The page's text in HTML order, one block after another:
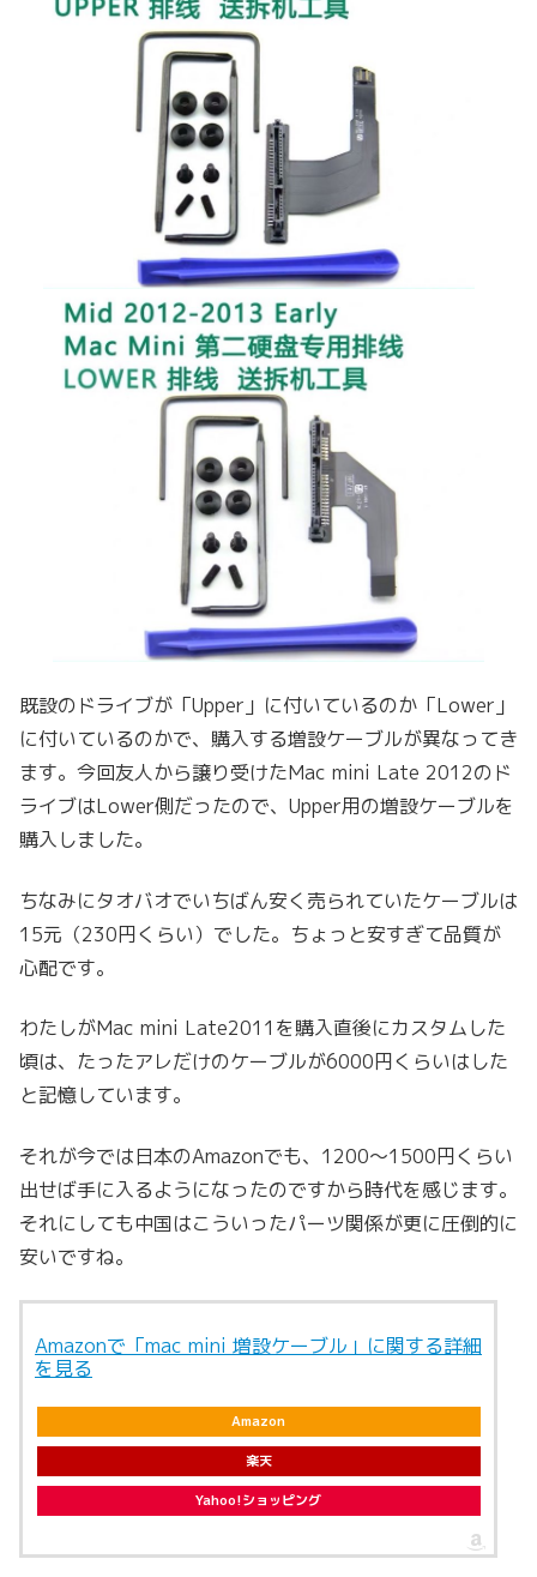
既設のドライブが「Upper」に付いているのか「Lower」
に付いているのかで、購入する増設ケーブルが異なってき
ます。今回友人から譲り受けたMac mini Late 2012のド
ライブはLower側だったので、Upper用の増設ケーブルを
購入しました。
ちなみにタオバオでいちばん安く売られていたケーブルは
15元（230円くらい）でした。ちょっと安すぎて品質が
心配です。
わたしがMac mini Late2011を購入直後にカスタムした
頃は、たったアレだけのケーブルが6000円くらいはした
と記憶しています。
それが今では日本のAmazonでも、1200〜1500円くらい
出せば手に入るようになったのですから時代を感じます。
それにしても中国はこういったパーツ関係が更に圧倒的に
安いですね。
Amazonで「mac mini 増設ケーブル」に関する詳細
を見る
Amazon
楽天
Yahoo!ショッピング